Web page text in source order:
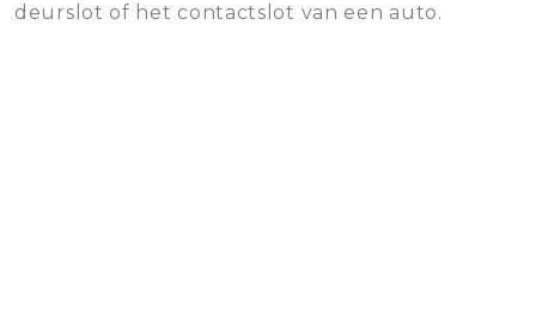
deurslot of het contactslot van een auto.